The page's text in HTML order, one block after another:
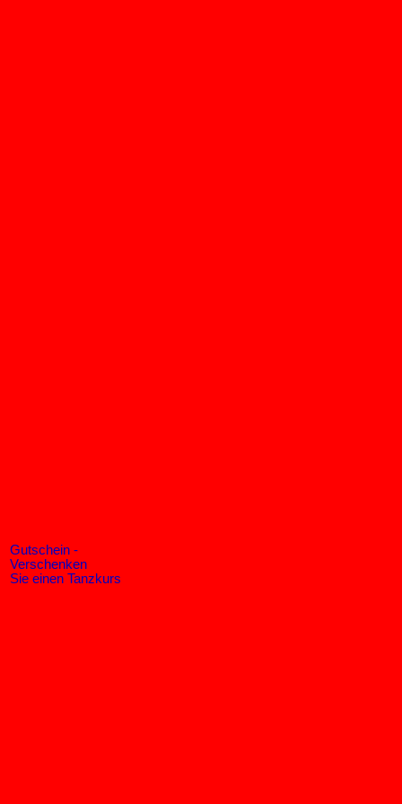
Gutschein -
Verschenken
Sie einen Tanzkurs